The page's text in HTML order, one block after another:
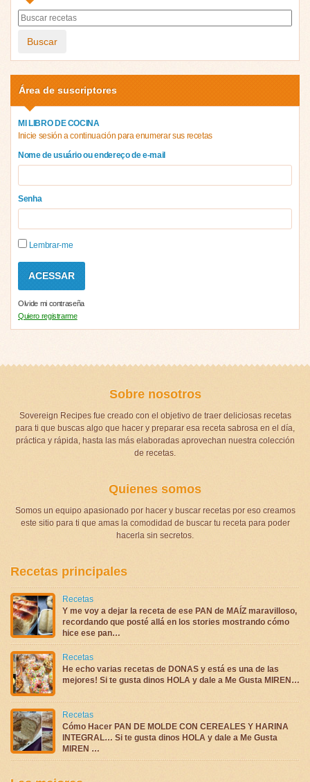
Buscar
Área de suscriptores
MI LIBRO DE COCINA
Inicie sesión a continuación para enumerar sus recetas
Nome de usuário ou endereço de e-mail
Senha
Lembrar-me
Olvide mi contraseña
Quiero registrarme
Sobre nosotros
Sovereign Recipes fue creado con el objetivo de traer deliciosas recetas
para ti que buscas algo que hacer y preparar esa receta sabrosa en el día,
práctica y rápida, hasta las más elaboradas aprovechan nuestra colección
de recetas.
Quienes somos
Somos un equipo apasionado por hacer y buscar recetas por eso creamos
este sitio para ti que amas la comodidad de buscar tu receta para poder
hacerla sin secretos.
Recetas principales
Recetas
Y me voy a dejar la receta de ese PAN de MAÍZ maravilloso,
recordando que posté allá en los stories mostrando cómo
hice ese pan…
Recetas
He echo varias recetas de DONAS y está es una de las
mejores! Si te gusta dinos HOLA y dale a Me Gusta MIREN…
Recetas
Cómo Hacer PAN DE MOLDE CON CEREALES Y HARINA
INTEGRAL… Si te gusta dinos HOLA y dale a Me Gusta
MIREN …